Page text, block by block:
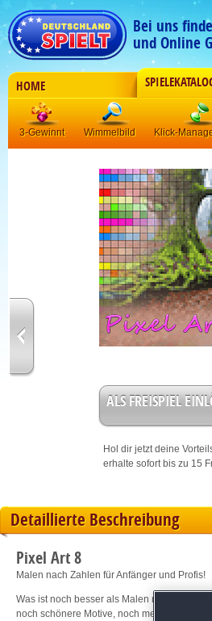
Bei uns
und Online
HOME
3-Gewinnt Wimmelbild Klick-
ALS FREISPIEL
Hol dir jetzt deine
erhalte sofort bis zu 15
Detaillierte Beschreibung
Pixel Art 8
Malen nach Zahlen für Anfänger und Profis!
Was ist noch besser als Malen nach
noch schönere Motive, noch mehr